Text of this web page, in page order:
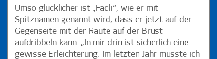
Umso glücklicher ist „Fadli“, wie er mit
Spitznamen genannt wird, dass er jetzt auf der
Gegenseite mit der Raute auf der Brust
aufdribbeln kann. „In mir drin ist sicherlich eine
gewisse Erleichterung. Im letzten Jahr musste ich